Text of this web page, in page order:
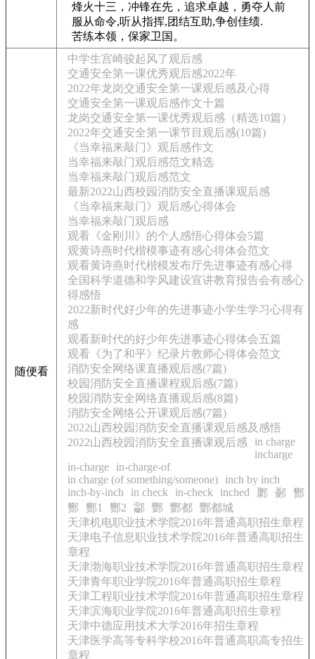
烽火十三，冲锋在先，追求卓越，勇夺人前
服从命令,听从指挥,团结互助,争创佳绩.
苦练本领，保家卫国。
随便看
中学生宫崎骏起风了观后感
交通安全第一课优秀观后感2022年
2022年龙岗交通安全第一课观后感及心得
交通安全第一课观后感作文十篇
龙岗交通安全第一课优秀观后感（精选10篇）
2022年交通安全第一课节目观后感(10篇)
《当幸福来敲门》观后感作文
当幸福来敲门观后感范文精选
当幸福来敲门观后感范文
最新2022山西校园消防安全直播课观后感
《当幸福来敲门》观后感心得体会
当幸福来敲门观后感
观看《金刚川》的个人感悟心得体会5篇
观黄诗燕时代楷模事迹有感心得体会范文
观看黄诗燕时代楷模发布厅先进事迹有感心得
全国科学道德和学风建设宣讲教育报告会有感心
得感悟
2022新时代好少年的先进事迹小学生学习心得有
感
观看新时代的好少年先进事迹心得体会五篇
观看《为了和平》纪录片教师心得体会范文
消防安全网络课直播观后感(7篇)
校园消防安全直播课程观后感(7篇)
校园消防安全网络直播观后感(8篇)
消防安全网络公开课观后感(7篇)
2022山西校园消防安全直播课观后感及感悟
2022山西校园消防安全直播课观后感
in charge
incharge
in-charge
in-charge-of
in charge (of something/someone)
inch by inch
inch-by-inch
in check in-check inched 鄹 鄾
酂
酂
酂1 酂2 酃 酆 酆都 酆都城
天津机电职业技术学院2016年普通高职招生章程
天津电子信息职业技术学院2016年普通高职招生
章程
天津渤海职业技术学院2016年普通高职招生章程
天津青年职业学院2016年普通高职招生章程
天津工程职业技术学院2016年普通高职招生章程
天津滨海职业学院2016年普通高职招生章程
天津中德应用技术大学2016年招生章程
天津医学高等专科学校2016年普通高职高专招生
章程